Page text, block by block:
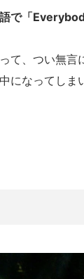
語で「
て、つい無言
になってし